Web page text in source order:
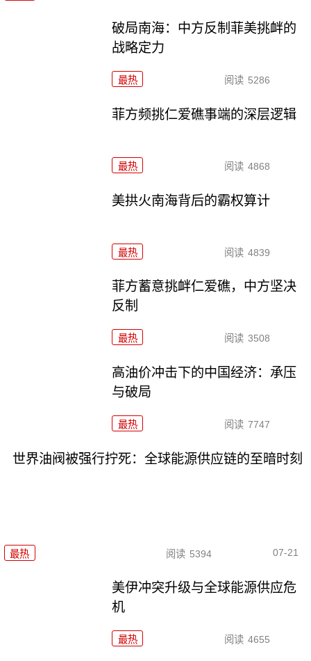
破局南海：中方反制菲美挑衅的
战略定力
最热 阅读 5286
菲方频挑仁爱礁事端的深层逻辑
最热 阅读 4868
美拱火南海背后的霸权算计
最热 阅读 4839
菲方蓄意挑衅仁爱礁，中方坚决
反制
最热 阅读 3508
高油价冲击下的中国经济：承压
与破局
最热 阅读 7747
世界油阀被强行拧死：全球能源供应链的至暗时刻
最热 阅读 5394 07-21
美伊冲突升级与全球能源供应危
机
最热 阅读 4655